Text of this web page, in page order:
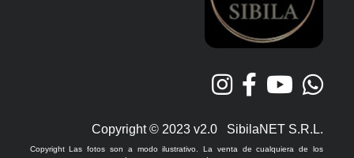
Copyright © 2023 v2.0 SibilaNET S.R.L.
Copyright Las fotos son a modo ilustrativo. La venta de cualquiera de los